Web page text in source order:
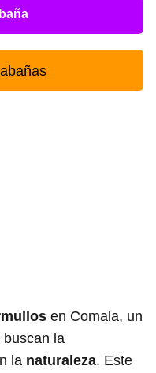
en Comala, un
buscan la
la naturaleza. Este